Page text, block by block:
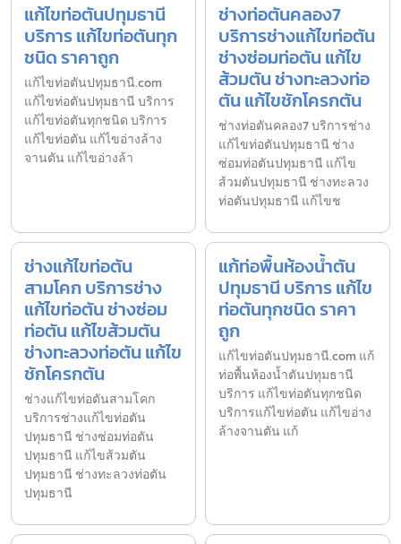
แก้ไขท่อตันปทุมธานี
บริการ แก้ไขท่อตันทุก
ชนิด ราคาถูก
แก้ไขท่อตันปทุมธานี.com
แก้ไขท่อตันปทุมธานี บริการ
แก้ไขท่อตันทุกชนิด บริการ
แก้ไขท่อตัน แก้ไขอ่างล้าง
จานตัน แก้ไขอ่างล้า
ช่างท่อตันคลอง7
บริการช่างแก้ไขท่อตัน
ช่างซ่อมท่อตัน แก้ไข
ส้วมตัน ช่างทะลวงท่อ
ตัน แก้ไขชักโครกตัน
ช่างท่อตันคลอง7 บริการช่าง
แก้ไขท่อตันปทุมธานี ช่าง
ซ่อมท่อตันปทุมธานี แก้ไข
ส้วมตันปทุมธานี ช่างทะลวง
ท่อตันปทุมธานี แก้ไขช
ช่างแก้ไขท่อตัน
สามโคก บริการช่าง
แก้ไขท่อตัน ช่างซ่อม
ท่อตัน แก้ไขส้วมตัน
ช่างทะลวงท่อตัน แก้ไข
ชักโครกตัน
ช่างแก้ไขท่อตันสามโคก
บริการช่างแก้ไขท่อตัน
ปทุมธานี ช่างซ่อมท่อตัน
ปทุมธานี แก้ไขส้วมตัน
ปทุมธานี ช่างทะลวงท่อตัน
ปทุมธานี
แก้ท่อพื้นห้องน้ำตัน
ปทุมธานี บริการ แก้ไข
ท่อตันทุกชนิด ราคา
ถูก
แก้ไขท่อตันปทุมธานี.com แก้
ท่อพื้นห้องน้ำตันปทุมธานี
บริการ แก้ไขท่อตันทุกชนิด
บริการแก้ไขท่อตัน แก้ไขอ่าง
ล้างจานตัน แก้